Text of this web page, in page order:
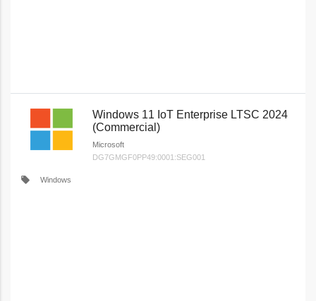
Windows 11 IoT Enterprise LTSC 2024
(Commercial)
Microsoft
DG7GMGF0PP49:0001:SEG001
local_offer Windows